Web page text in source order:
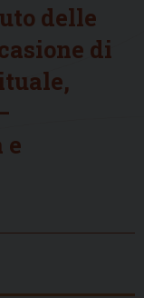
delle
di
e